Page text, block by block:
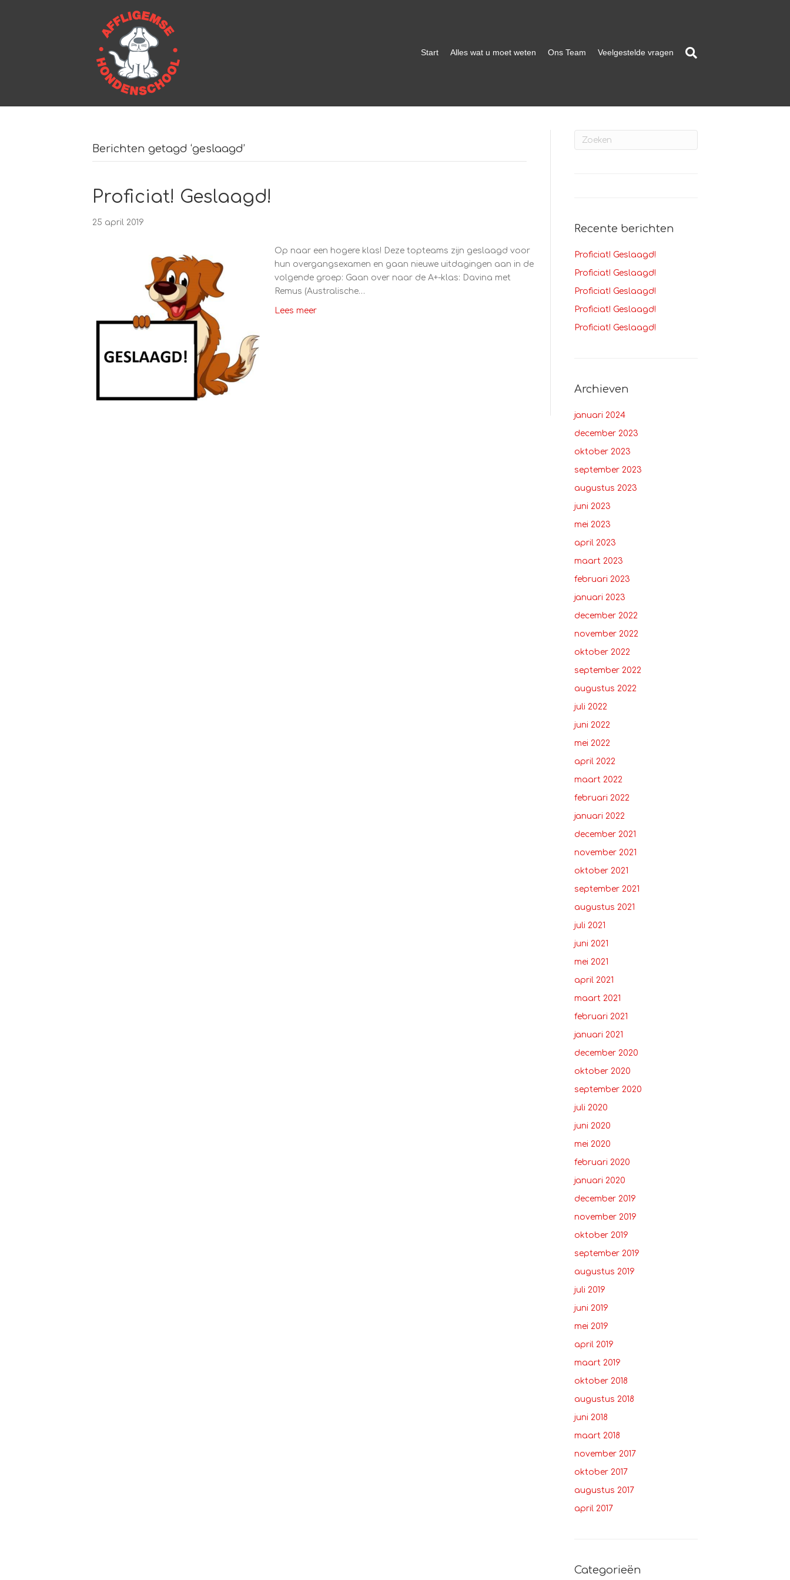
Start Alles wat u moet weten Ons Team Veelgestelde vragen
Berichten getagd ‘geslaagd’
Proficiat! Geslaagd!
25 april 2019
Op naar een hogere klas! Deze topteams zijn geslaagd voor
hun overgangsexamen en gaan nieuwe uitdagingen aan in de
volgende groep: Gaan over naar de A+-klas: Davina met
Remus (Australische…
Lees meer
Recente berichten
Proficiat! Geslaagd!
Proficiat! Geslaagd!
Proficiat! Geslaagd!
Proficiat! Geslaagd!
Proficiat! Geslaagd!
Archieven
januari 2024
december 2023
oktober 2023
september 2023
augustus 2023
juni 2023
mei 2023
april 2023
maart 2023
februari 2023
januari 2023
december 2022
november 2022
oktober 2022
september 2022
augustus 2022
juli 2022
juni 2022
mei 2022
april 2022
maart 2022
februari 2022
januari 2022
december 2021
november 2021
oktober 2021
september 2021
augustus 2021
juli 2021
juni 2021
mei 2021
april 2021
maart 2021
februari 2021
januari 2021
december 2020
oktober 2020
september 2020
juli 2020
juni 2020
mei 2020
februari 2020
januari 2020
december 2019
november 2019
oktober 2019
september 2019
augustus 2019
juli 2019
juni 2019
mei 2019
april 2019
maart 2019
oktober 2018
augustus 2018
juni 2018
maart 2018
november 2017
oktober 2017
augustus 2017
april 2017
Categorieën